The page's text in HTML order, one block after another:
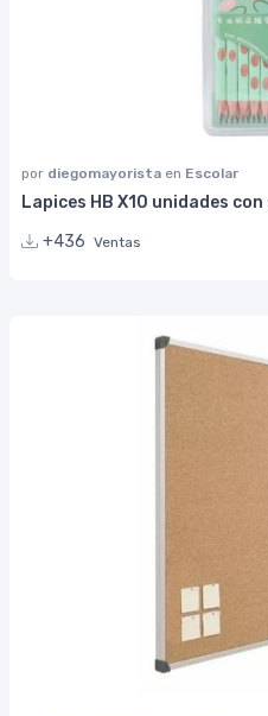
por diegomayorista en Escolar
Lapices HB X10 unidades
+436 Ventas